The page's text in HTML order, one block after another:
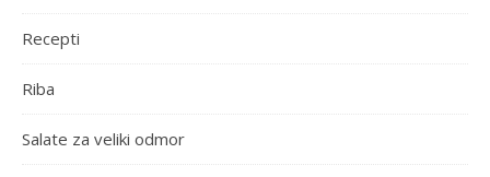
Recepti
Riba
Salate za veliki odmor